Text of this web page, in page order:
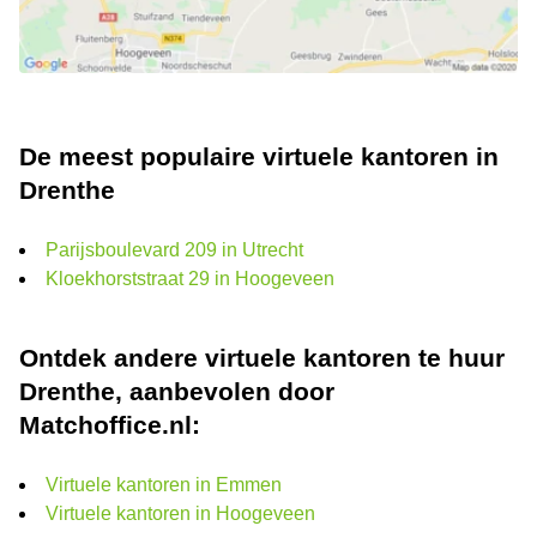
De meest populaire virtuele kantoren in
Drenthe
Parijsboulevard 209 in Utrecht
Kloekhorststraat 29 in Hoogeveen
Ontdek andere virtuele kantoren te huur
Drenthe, aanbevolen door
Matchoffice.nl:
Virtuele kantoren in Emmen
Virtuele kantoren in Hoogeveen